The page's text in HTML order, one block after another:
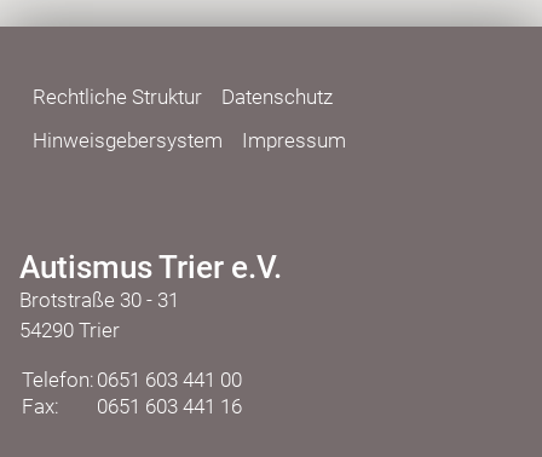
Rechtliche Struktur
Datenschutz
Hinweisgebersystem
Impressum
Autismus Trier e.V.
Brotstraße 30 - 31
54290 Trier
Telefon: 0651 603 441 00
Fax:
0651 603 441 16